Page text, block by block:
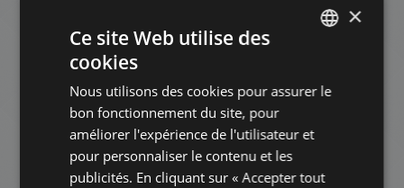
KAROLY KRT.
Montant du loyer:300.000 HUF
Quartier 5 • 1 chambres • 54 m 2
HUNGARIAN
FRENCH
×
Ce site Web utilise des
cookies
Nous utilisons des cookies pour assurer le
bon fonctionnement du site, pour
améliorer l'expérience de l'utilisateur et
pour personnaliser le contenu et les
publicités. En cliquant sur « Accepter tout